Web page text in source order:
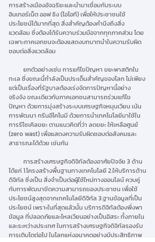
การสร้างเมืองอัจฉริยะและนำมาเชื่อมกับระบบ
อินเทอร์เน็ต ออฟ ธิง (ไอโอที) เพื่อให้ประชาชนใช้
ประโยชน์ได้มากที่สุด สิ่งสำคัญต้องคำนึงถึงสิ่ง
แวดล้อม ซึ่งต้องได้รับความร่วมมือจากทุกภาคส่วน โดย
เฉพาะภาคเอกชนจะต้องแสดงบทบาทนำในความรับผิด
ชอบต่อสิ่งแวดล้อม
ทะเล ซึ่งขณะนี้กำลังเป็นประเด็นสำคัญของโลก ไม่เพียง
แต่เป็นเรื่องที่รัฐบาลต้องเร่งจัดการปัญหานี้อย่าง
จริงจัง ขณะเดียวกันภาคเอกชนสามารถร่วมแก้ไข
ปัญหา ด้วยการมุ่งสร้างระบบเศรษฐกิจหมุนเวียน เน้น
การพัฒนา กรีนอีโคโนมี ด้วยการนำเทคโนโลยีมาใช้ใน
การรีไซเคิลขยะ ตามแนวคิดที่ว่า ลดขยะ ให้เหลือศูนย์
(zero wast) เพื่อแสดงความรับผิดชอบต่อสังคมและ
สาธารณะได้ด้วย เช่นกัน
ได้แก่ 1.โครงสร้างพื้นฐานทางเทคโนโลยี 2.ให้บริการด้าน
ดิจิทัล ซึ่งเป็น สิ่งจำเป็นต่อผู้ใช้ใหม่ทางออนไลน์ ควบคู่
กับการพัฒนาขีดความสามารถของประชาชน เพื่อใช้
ประโยชน์สูงสุดจากเทคโนโลยีดิจิทัล 3.ฐานข้อมูลที่เป็น
ประโยชน์ เพราะในที่สุดแล้วนั้น บริการดิจิทัลต้องพึ่งพา
ข้อมูล ที่ปลอดภัยและไหลเวียนอย่างเป็นอิสระ ทั้งภายใน
และระหว่างประเทศ ในการสร้างเศรษฐกิจดิจิทัลรองรับ
การเติบโตต่อไป ในโลกแห่งอนาคตอย่างมีประสิทธิภาพ